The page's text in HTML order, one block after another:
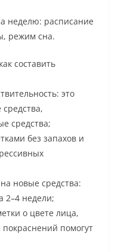
неделю: расписание
режим сна.
составить
это
средства;
без запахов и
новые средства:
2–4 недели;
о цвете лица,
помогут